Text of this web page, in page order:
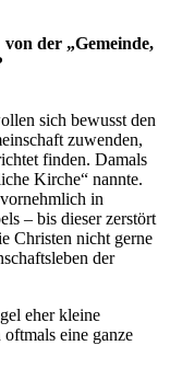
von der „Gemeinde,
sich bewusst den
zuwenden,
finden. Damals
Kirche“ nannte.
in
– bis dieser zerstört
Christen nicht gerne
der
eher kleine
eine ganze